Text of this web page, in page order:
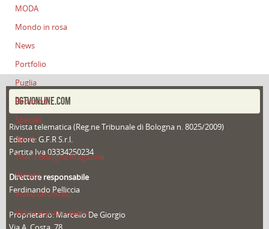
MODA
Mondo in rosa
News
Portfolio
Puglia
Redazioni
Speciali
Sport
That's Bologna Magazine
Veneto
Video (archivio)
Video in primo piano
DGTVONLINE.COM
Rivista telematica (Reg.ne Tribunale di Bologna n. 8025/2009)
Editore: G.F.R S.r.l.
Partita Iva 03334250234
Direttore responsabile
Ferdinando Pelliccia
Proprietario: Marcello De Giorgio